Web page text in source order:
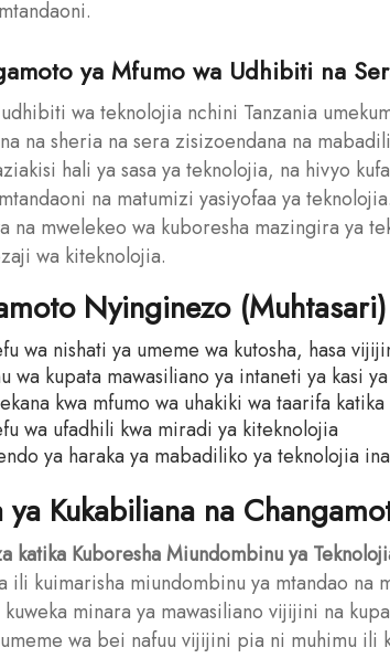
ya Mfumo wa Udhibiti na
wa teknolojia nchini Tanzania
na sheria na sera zisizoendana na
hali ya sasa ya teknolojia, na hivyo
na matumizi yasiyofaa ya
na mwelekeo wa kuboresha mazingira ya
wa kiteknolojia.
Nyinginezo (Muhtasari)
wa nishati ya umeme wa kutosha, hasa
wa kupata mawasiliano ya intaneti ya kasi
kwa mfumo wa uhakiki wa taarifa
wa ufadhili kwa miradi ya kiteknolojia
ya haraka ya mabadiliko ya teknolojia
Kukabiliana na
katika Kuboresha Miundombinu ya
ili kuimarisha miundombinu ya mtandao na
kuweka minara ya mawasiliano vijijini na
wa bei nafuu vijijini pia ni muhimu ili